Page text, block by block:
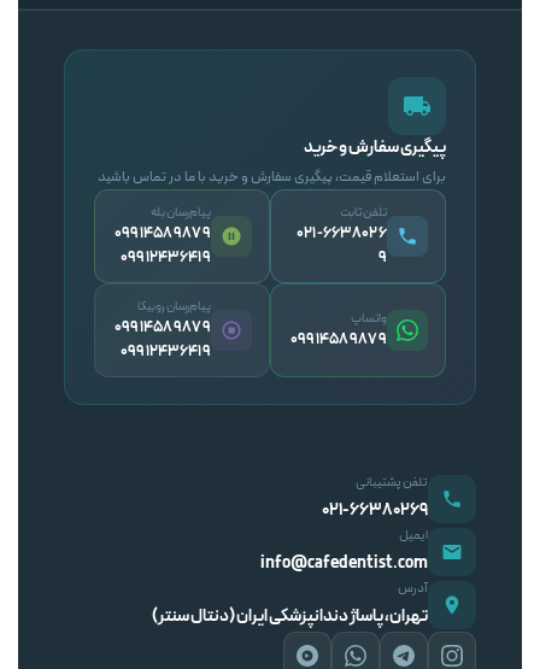
پیگیری سفارش و خرید
برای استعلام قیمت، پیگیری سفارش و خرید با ما در تماس باشید
تلفن ثابت
۰۲۱-۶۶۳۸۰۲۶
۹
پیام‌رسان بله
09914589879
09912436419
واتساپ
09914589879
پیام‌رسان روبیکا
09914589879
09912436419
تلفن پشتیبانی
۰۲۱-۶۶۳۸۰۲۶۹
ایمیل
info@cafedentist.com
آدرس
تهران، پاساژ دندانپزشکی ایران (دنتال سنتر)